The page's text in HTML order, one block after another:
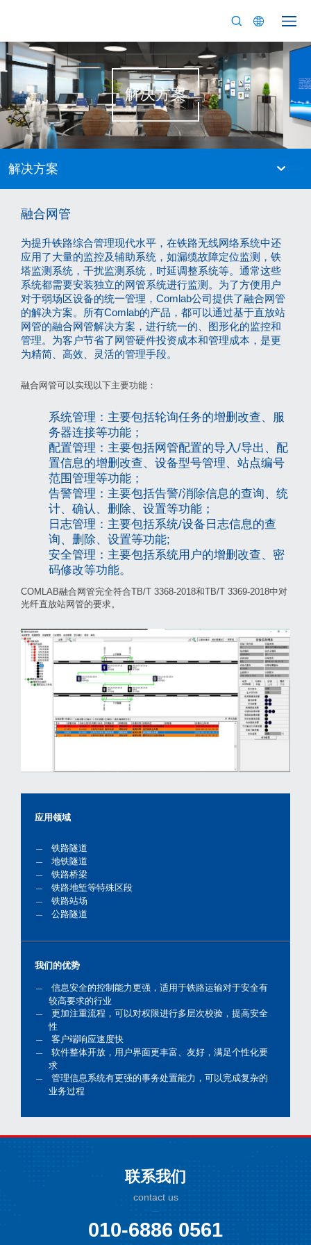
解决方案
解决方案
融合网管
为提升铁路综合管理现代水平，在铁路无线网络系统中还
应用了大量的监控及辅助系统，如漏缆故障定位监测，铁
塔监测系统，干扰监测系统，时延调整系统等。通常这些
系统都需要安装独立的网管系统进行监测。为了方便用户
对于弱场区设备的统一管理，Comlab公司提供了融合网管
的解决方案。所有Comlab的产品，都可以通过基于直放站
网管的融合网管解决方案，进行统一的、图形化的监控和
管理。为客户节省了网管硬件投资成本和管理成本，是更
为精简、高效、灵活的管理手段。
融合网管可以实现以下主要功能：
系统管理：主要包括轮询任务的增删改查、服
务器连接等功能；
配置管理：主要包括网管配置的导入/导出、配
置信息的增删改查、设备型号管理、站点编号
范围管理等功能；
告警管理：主要包括告警/消除信息的查询、统
计、确认、删除、设置等功能；
日志管理：主要包括系统/设备日志信息的查
询、删除、设置等功能;
安全管理：主要包括系统用户的增删改查、密
码修改等功能。
COMLAB融合网管完全符合TB/T 3368-2018和TB/T 3369-2018中对
光纤直放站网管的要求。
应用领域
铁路隧道
地铁隧道
铁路桥梁
铁路地堑等特殊区段
铁路站场
公路隧道
我们的优势
信息安全的控制能力更强，适用于铁路运输对于安全有
较高要求的行业
更加注重流程，可以对权限进行多层次校验，提高安全
性
客户端响应速度快
软件整体开放，用户界面更丰富、友好，满足个性化要
求
管理信息系统有更强的事务处置能力，可以完成复杂的
业务过程
联系我们
contact us
010-6886 0561